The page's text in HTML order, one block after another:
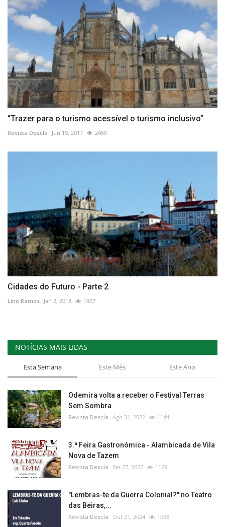
“Trazer para o turismo acessível o turismo inclusivo”
Revista Descla Jun 19, 2017 2450
Cidades do Futuro - Parte 2
Lino Ramos Jan 2, 2018 1907
NOTÍCIAS MAIS LIDAS
Esta Semana Este Mês Este Ano
Odemira volta a receber o Festival Terras
Sem Sombra
Revista Descla Ago 31, 2022 1144
3.ª Feira Gastronómica - Alambicada de Vila
Nova de Tazem
Revista Descla Set 27, 2022 1129
"Lembras-te da Guerra Colonial?" no Teatro
das Beiras,...
Revista Descla Out 21, 2024 1098